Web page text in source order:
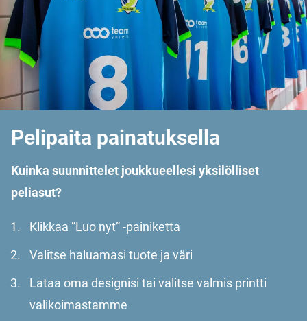
Pelipaita painatuksella
Kuinka suunnittelet joukkueellesi yksilölliset
peliasut?
Klikkaa “Luo nyt” -painiketta
Valitse haluamasi tuote ja väri
Lataa oma designisi tai valitse valmis printti
valikoimastamme